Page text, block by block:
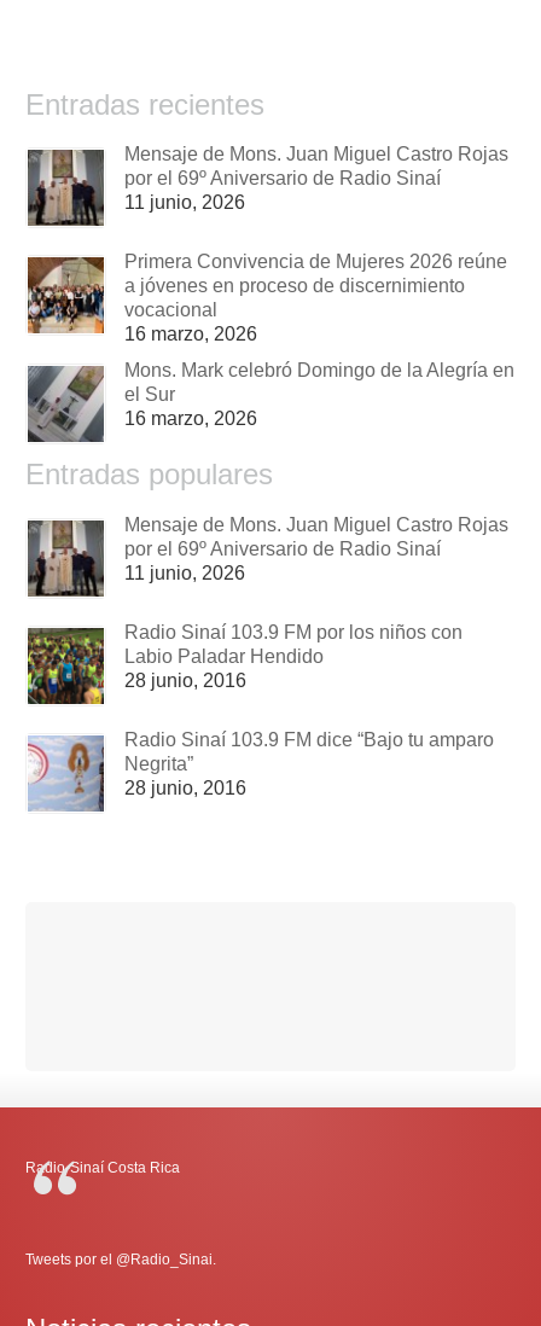
Entradas recientes
Mensaje de Mons. Juan Miguel Castro Rojas
por el 69º Aniversario de Radio Sinaí
11 junio, 2026
Primera Convivencia de Mujeres 2026 reúne
a jóvenes en proceso de discernimiento
vocacional
16 marzo, 2026
Mons. Mark celebró Domingo de la Alegría en
el Sur
16 marzo, 2026
Entradas populares
Mensaje de Mons. Juan Miguel Castro Rojas
por el 69º Aniversario de Radio Sinaí
11 junio, 2026
Radio Sinaí 103.9 FM por los niños con
Labio Paladar Hendido
28 junio, 2016
Radio Sinaí 103.9 FM dice “Bajo tu amparo
Negrita”
28 junio, 2016
Radio-Sinaí Costa Rica
Tweets por el @Radio_Sinai.